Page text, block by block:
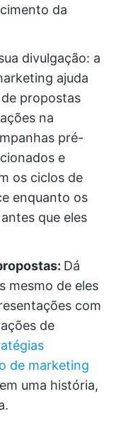
da
divulgação: a
ajuda
propostas
na
pré-
e
os ciclos de
enquanto os
que eles
Dá
mesmo de eles
com
de
de marketing
uma história,